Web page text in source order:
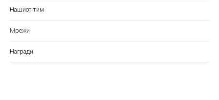
Нашиот тим
Мрежи
Награди